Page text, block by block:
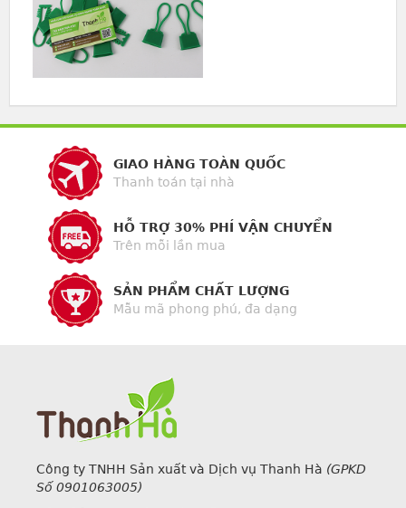
GIAO HÀNG TOÀN QUỐC
Thanh toán tại nhà
HỖ TRỢ 30% PHÍ VẬN CHUYỂN
Trên mỗi lần mua
SẢN PHẨM CHẤT LƯỢNG
Mẫu mã phong phú, đa dạng
Công ty TNHH Sản xuất và Dịch vụ Thanh Hà (GPKD
Số 0901063005)